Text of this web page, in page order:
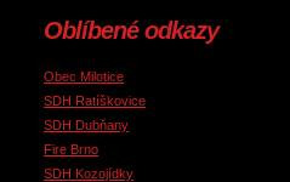
Oblíbené odkazy
Obec Milotice
SDH Ratíškovice
SDH Dubňany
Fire Brno
SDH Kozojídky